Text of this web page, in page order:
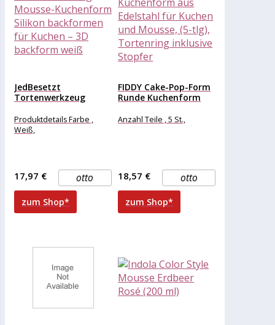
JedBesetzt
Tortenwerkzeug
Silikon backformen
für Kuchen...
Produktdetails Farbe ,
Weiß,
otto
17,97 €
zum Shop*
FIDDY Cake-Pop-Form
Runde Kuchenform
Anzahl Teile , 5 St.,
otto
18,57 €
zum Shop*